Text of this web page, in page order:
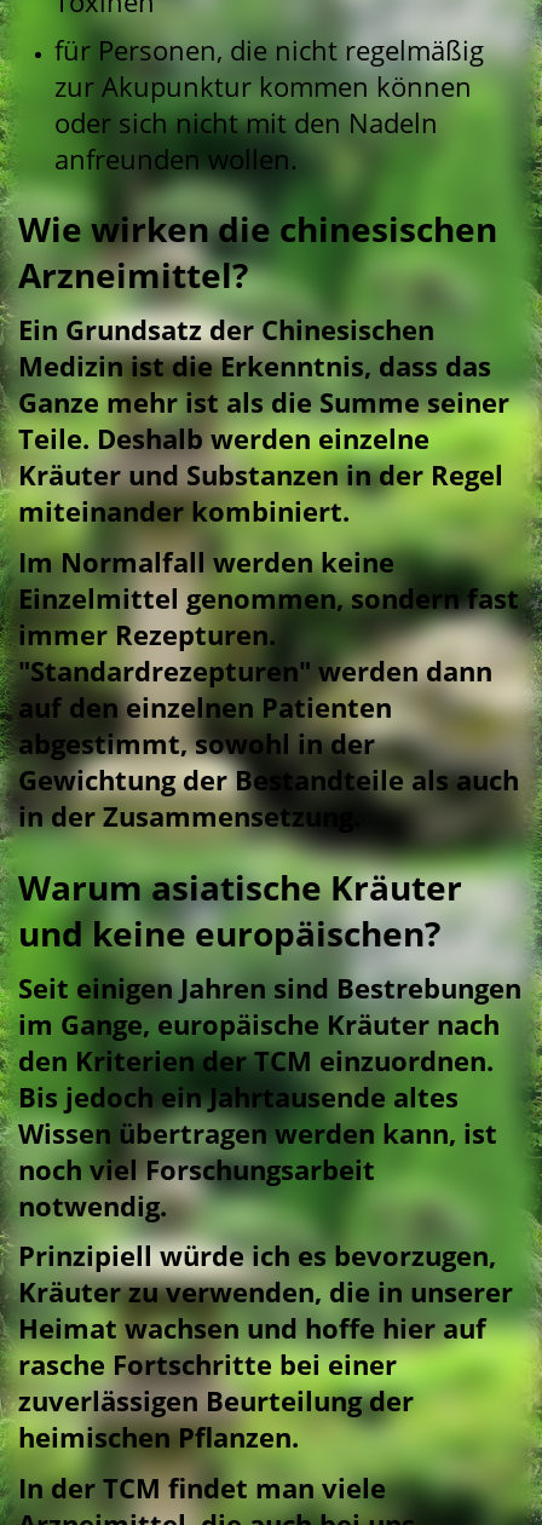
für Personen, die nicht regelmäßig
zur Akupunktur kommen können
oder sich nicht mit den Nadeln
anfreunden wollen.
Wie wirken die chinesischen
Arzneimittel?
Ein Grundsatz der Chinesischen
Medizin ist die Erkenntnis, dass das
Ganze mehr ist als die Summe seiner
Teile. Deshalb werden einzelne
Kräuter und Substanzen in der Regel
miteinander kombiniert.
Im Normalfall werden keine
Einzelmittel genommen, sondern fast
immer Rezepturen.
"Standardrezepturen" werden dann
auf den einzelnen Patienten
abgestimmt, sowohl in der
Gewichtung der Bestandteile als auch
in der Zusammensetzung.
Warum asiatische Kräuter
und keine europäischen?
Seit einigen Jahren sind Bestrebungen
im Gange, europäische Kräuter nach
den Kriterien der TCM einzuordnen.
Bis jedoch ein Jahrtausende altes
Wissen übertragen werden kann, ist
noch viel Forschungsarbeit
notwendig.
Prinzipiell würde ich es bevorzugen,
Kräuter zu verwenden, die in unserer
Heimat wachsen und hoffe hier auf
rasche Fortschritte bei einer
zuverlässigen Beurteilung der
heimischen Pflanzen.
In der TCM findet man viele